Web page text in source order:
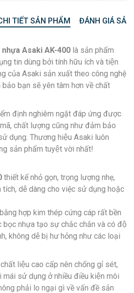
TIẾT SẢN PHẨM ĐÁNH GIÁ
Asaki AK-400 là sản phẩm
tin dùng bởi tính hữu ích và tiện
của Asaki sản xuất theo công nghệ
bạn sẽ yên tâm hơn về chất
định nghiêm ngặt đáp ứng được
chất lượng cũng như đảm bảo
dụng. Thương hiệu Asaki luôn
sản phẩm tuyệt vời nhất!
thiết kế nhỏ gọn, trọng lượng nhẹ,
tích, dễ dàng cho việc sử dụng hoặc
hợp kim thép cứng cáp rất bền
bọc nhựa tạo sự chắc chắn và có độ
không dễ bị hư hỏng như các loại
liệu cao cấp nên chống gỉ sét,
mái sử dụng ở nhiều điều kiện môi
phải lo ngại gì về vấn đề sản